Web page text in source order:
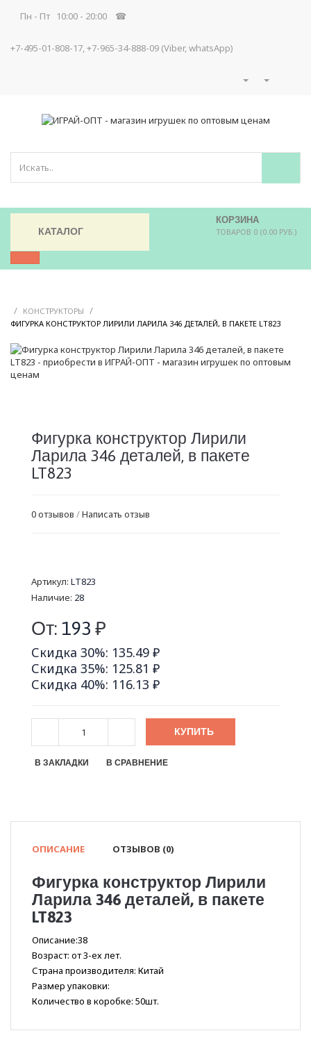
Пн - Пт 10:00 - 20:00 ☎
+7-495-01-808-17, +7-965-34-888-09 (Viber, whatsApp)
КОРЗИНА
ТОВАРОВ 0 (0.00 РУБ.)
КАТАЛОГ
/ КОНСТРУКТОРЫ /
ФИГУРКА КОНСТРУКТОР ЛИРИЛИ ЛАРИЛА 346 ДЕТАЛЕЙ, В ПАКЕТЕ LT823
Фигурка конструктор Лирили
Ларила 346 деталей, в пакете
LT823
0 отзывов /Написать отзыв
Артикул: LT823
Наличие: 28
От: 193 ₽
Скидка 30%: 135.49 ₽
Скидка 35%: 125.81 ₽
Скидка 40%: 116.13 ₽
КУПИТЬ
В ЗАКЛАДКИ В СРАВНЕНИЕ
ОПИСАНИЕ ОТЗЫВОВ (0)
Фигурка конструктор Лирили
Ларила 346 деталей, в пакете
LT823
Описание:38
Возраст: от 3-ех лет.
Страна производителя: Китай
Размер упаковки:
Количество в коробке: 50шт.